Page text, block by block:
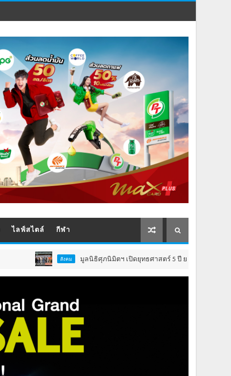
ไลฟ์สไตล์ กีฬา
มูลนิธิศุภนิมิตฯ เปิดยุทธศาสตร์ 5 ปี ยกระดับคุณภาพชีวิต ‘เด็ก 4 ล้านค